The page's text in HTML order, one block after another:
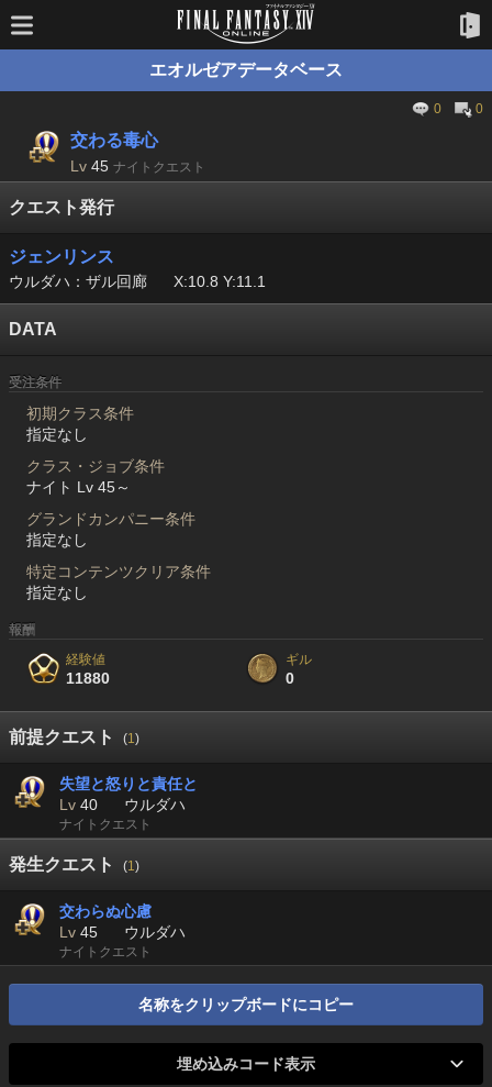
エオルゼアデータベース
0 0
交わる毒心
Lv 45 ナイトクエスト
クエスト発行
ジェンリンス
ウルダハ：ザル回廊 X:10.8 Y:11.1
DATA
受注条件
初期クラス条件
指定なし
クラス・ジョブ条件
ナイト Lv 45～
グランドカンパニー条件
指定なし
特定コンテンツクリア条件
指定なし
報酬
経験値
11880
ギル
0
前提クエスト (1)
失望と怒りと責任と
Lv 40 ウルダハ
ナイトクエスト
発生クエスト (1)
交わらぬ心慮
Lv 45 ウルダハ
ナイトクエスト
名称をクリップボードにコピー
埋め込みコード表示